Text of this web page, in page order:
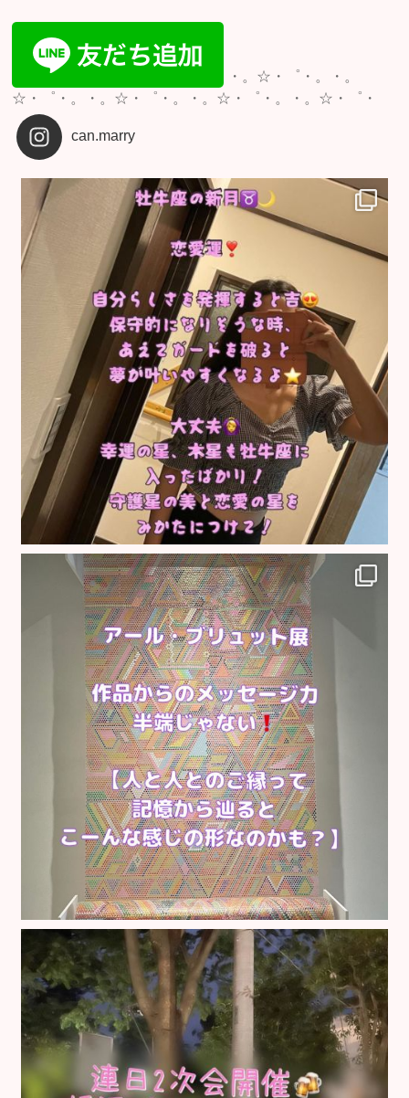
・。☆・゜・。・。
☆・゜・。・。☆・゜・。・。☆・゜・。・。☆・゜・
can.marry